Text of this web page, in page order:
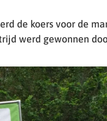
de koers voor de
werd gewonnen